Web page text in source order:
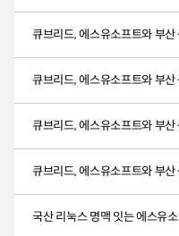
큐브리드, 에스유소프트와 부
큐브리드, 에스유소프트와 부
큐브리드, 에스유소프트와 부
큐브리드, 에스유소프트와 부